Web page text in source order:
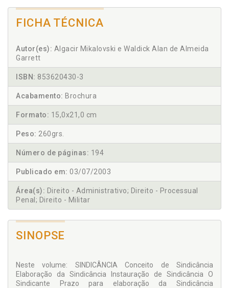
FICHA TÉCNICA
Autor(es): Algacir Mikalovski e Waldick Alan de Almeida
Garrett
ISBN: 853620430-3
Acabamento: Brochura
Formato: 15,0x21,0 cm
Peso: 260grs.
Número de páginas: 194
Publicado em: 03/07/2003
Área(s): Direito - Administrativo; Direito - Processual
Penal; Direito - Militar
SINOPSE
Neste volume: SINDICÂNCIA Conceito de Sindicância
Elaboração da Sindicância Instauração de Sindicância O
Sindicante Prazo para elaboração da Sindicância